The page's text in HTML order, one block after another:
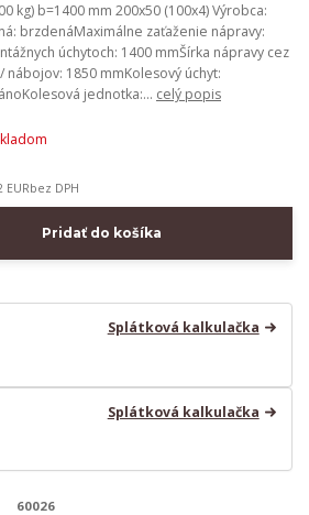
kg) b=1400 mm 200x50 (100x4) Výrobca:
brzdenáMaximálne zaťaženie nápravy:
úchytoch: 1400 mmŠírka nápravy cez
1850 mmKolesový úchyt:
jednotka:... celý popis
EURbez DPH
Pridať do košíka
Splátková kalkulačka
Splátková kalkulačka
60026